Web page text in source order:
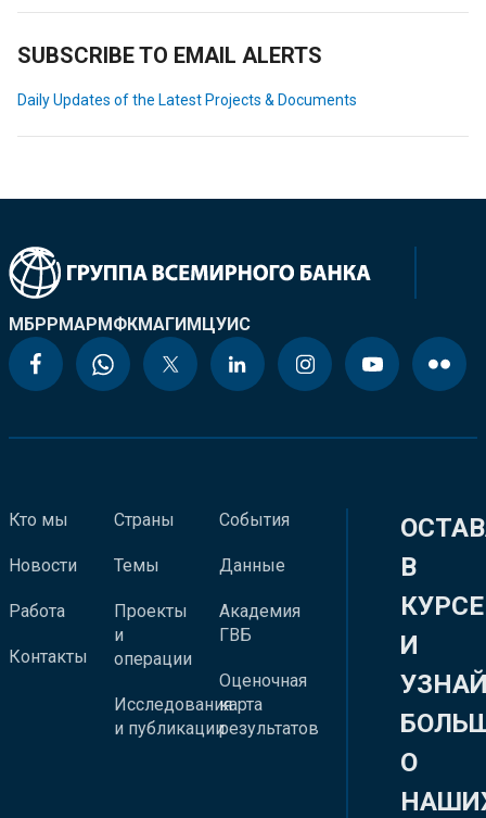
SUBSCRIBE TO EMAIL ALERTS
Daily Updates of the Latest Projects & Documents
МБРРМАРМФКМАГИМЦУИС
Кто мы
Новости
Работа
Контакты
Страны
Темы
Проекты
и
операции
Исследования
и публикации
События
Данные
Академия
ГВБ
Оценочная
карта
результатов
В
КУРСЕ
И
О